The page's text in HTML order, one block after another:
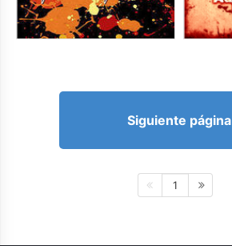
Siguiente página
1